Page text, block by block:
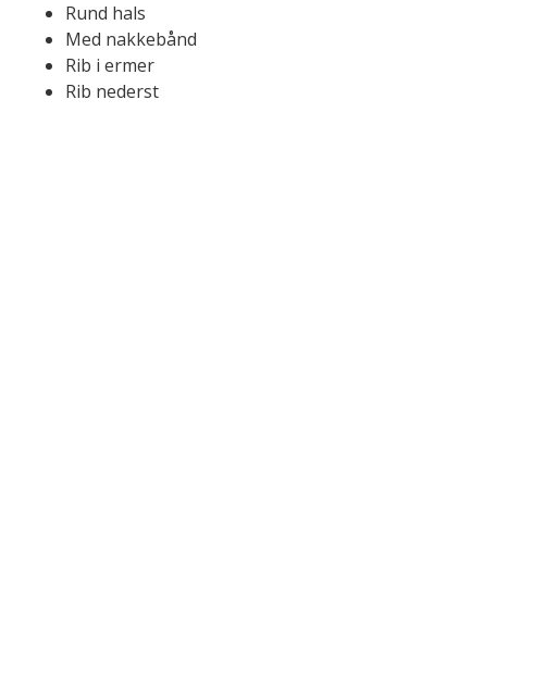
Rund hals
Med nakkebånd
Rib i ermer
Rib nederst